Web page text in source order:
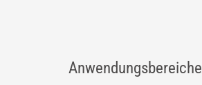
Anwendungsbereiche